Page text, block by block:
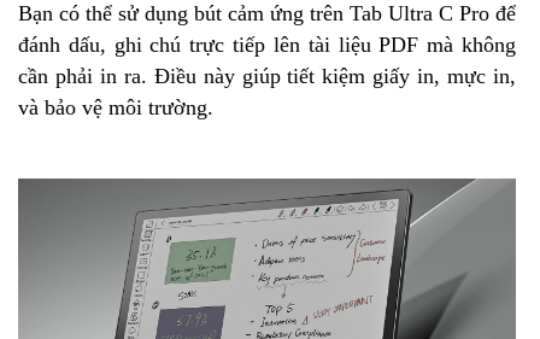
Bạn có thể sử dụng bút cảm ứng trên Tab Ultra C Pro để
đánh dấu, ghi chú trực tiếp lên tài liệu PDF mà không
cần phải in ra. Điều này giúp tiết kiệm giấy in, mực in,
và bảo vệ môi trường.